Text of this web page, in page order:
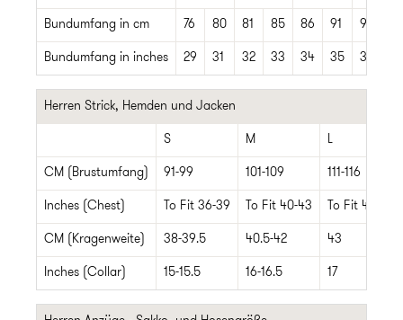
Bundumfang in cm 76 80 81 85 86 91 92
Bundumfang in inches 29 31 32 33 34 35 36
Herren Strick, Hemden und Jacken
S M L
CM (Brustumfang) 91-99 101-109 111-116
Inches (Chest) To Fit 36-39 To Fit 40-43 To Fit 44-46
CM (Kragenweite) 38-39.5 40.5-42 43
Inches (Collar) 15-15.5 16-16.5 17